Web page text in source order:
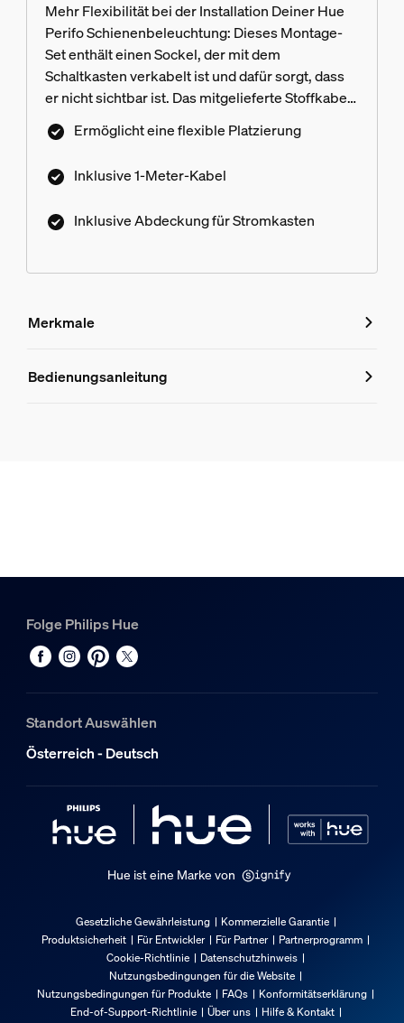
Mehr Flexibilität bei der Installation Deiner Hue
Perifo Schienenbeleuchtung: Dieses Montage-
Set enthält einen Sockel, der mit dem
Schaltkasten verkabelt ist und dafür sorgt, dass
er nicht sichtbar ist. Das mitgelieferte Stoffkabel
wird dann an ein Hue Perifo Netzteil in einer
Entfernung von bis zu 1 Meter angeschlossen
Ermöglicht eine flexible Platzierung
Inklusive 1-Meter-Kabel
Inklusive Abdeckung für Stromkasten
Merkmale
Merkmale
Material
Sonstiges
Zubehör
Packmaße und Gewicht
EAN/UPC - Produkt
Bruttogewicht
Höhe
Bedienungsanleitung
Folge Philips Hue
Standort Auswählen
Österreich - Deutsch
Hue ist eine Marke von
Gesetzliche Gewährleistung
Kommerzielle Garantie
Produktsicherheit
Für Entwickler Für Partner
Partnerprogramm
Cookie-Richtlinie
Datenschutzhinweis
Nutzungsbedingungen für die Website
Nutzungsbedingungen für Produkte
FAQs
Konformitätserklärung
End-of-Support-Richtlinie
Über uns
Hilfe & Kontakt